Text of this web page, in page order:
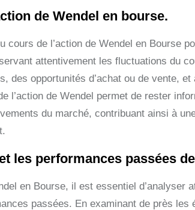
de Wendel en bourse.
cours de l’action de Wendel en Bourse
attentivement les fluctuations du
des opportunités d’achat ou de vente,
l’action de Wendel permet de rester
du marché, contribuant ainsi à
les performances passées
en Bourse, il est essentiel d’analyser
passées. En examinant de près les